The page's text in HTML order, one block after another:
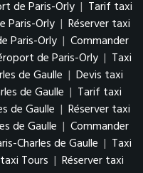
de Paris-Orly | Tarif taxi
Paris-Orly | Réserver taxi
Paris-Orly | Commander
de Paris-Orly | Taxi
de Gaulle | Devis taxi
de Gaulle | Tarif taxi
de Gaulle | Réserver taxi
de Gaulle | Commander
Charles de Gaulle | Taxi
Tours | Réserver taxi